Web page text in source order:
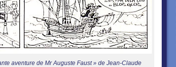
aventure de Mr Auguste Faust » de Jean-Claude